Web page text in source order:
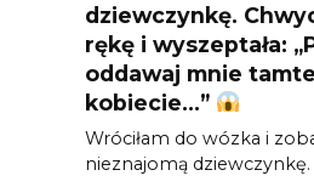
dziewczynkę.
rękę i wyszeptała:
oddawaj mnie
kobiecie…”
Wróciłam do wózka i
nieznajomą dziewczynkę.